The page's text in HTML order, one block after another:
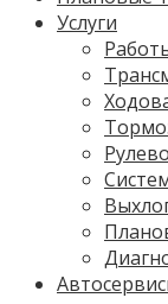
Услуги